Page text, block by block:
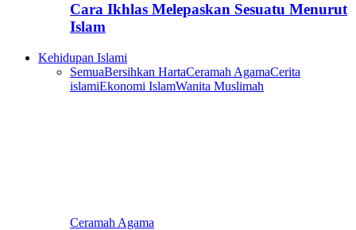
Cara Ikhlas Melepaskan Sesuatu Menurut
Islam
Kehidupan Islami
SemuaBersihkan HartaCeramah AgamaCerita
islamiEkonomi IslamWanita Muslimah
Ceramah Agama